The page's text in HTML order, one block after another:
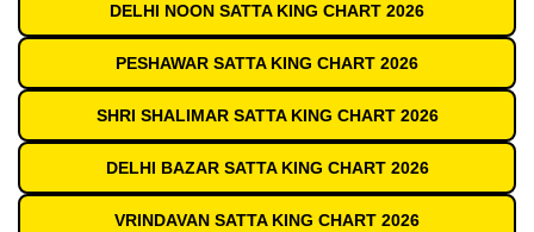
DELHI NOON SATTA KING CHART 2026
PESHAWAR SATTA KING CHART 2026
SHRI SHALIMAR SATTA KING CHART 2026
DELHI BAZAR SATTA KING CHART 2026
VRINDAVAN SATTA KING CHART 2026